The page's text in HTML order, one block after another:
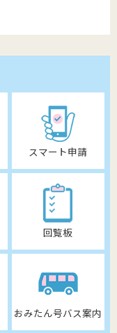
スマート申請
回覧板
おみたん号バス案内